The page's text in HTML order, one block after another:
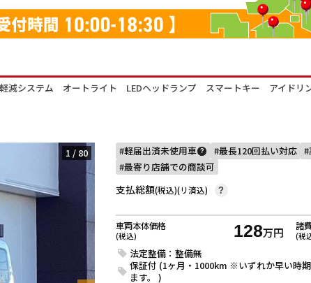
システム オートライト LEDヘッドランプ スマートキー アイドリ
1 / 80 軽届出済未使用車 ? 最長120回払い対応
最寄り店舗での商談可
支払総額(税込)(リ済込) ?
車両本体価格
(税込) 128万円 諸
(税
法定整備：整備無
保証付 (1ヶ月・1000km ※いずれか早い時
ます。 )